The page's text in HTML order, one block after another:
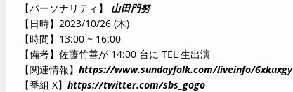
【パーソナリティ】
山田門努
【日時】2023/10/26 (木)
【時間】13:00 ~ 16:00
【備考】佐藤竹善が 14:00 台に TEL 生出演
【関連情報】 https://www.sundayfolk.com/liveinfo/6xkuxgy
【番組 X】 https://twitter.com/sbs_gogo